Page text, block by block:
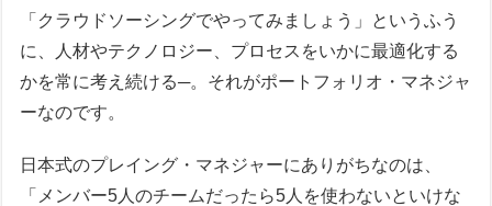
「クラウドソーシングでやってみましょう」というふう
に、人材やテクノロジー、プロセスをいかに最適化する
かを常に考え続ける─。それがポートフォリオ・マネジャ
ーなのです。
日本式のプレイング・マネジャーにありがちなのは、
「メンバー5人のチームだったら5人を使わないといけな